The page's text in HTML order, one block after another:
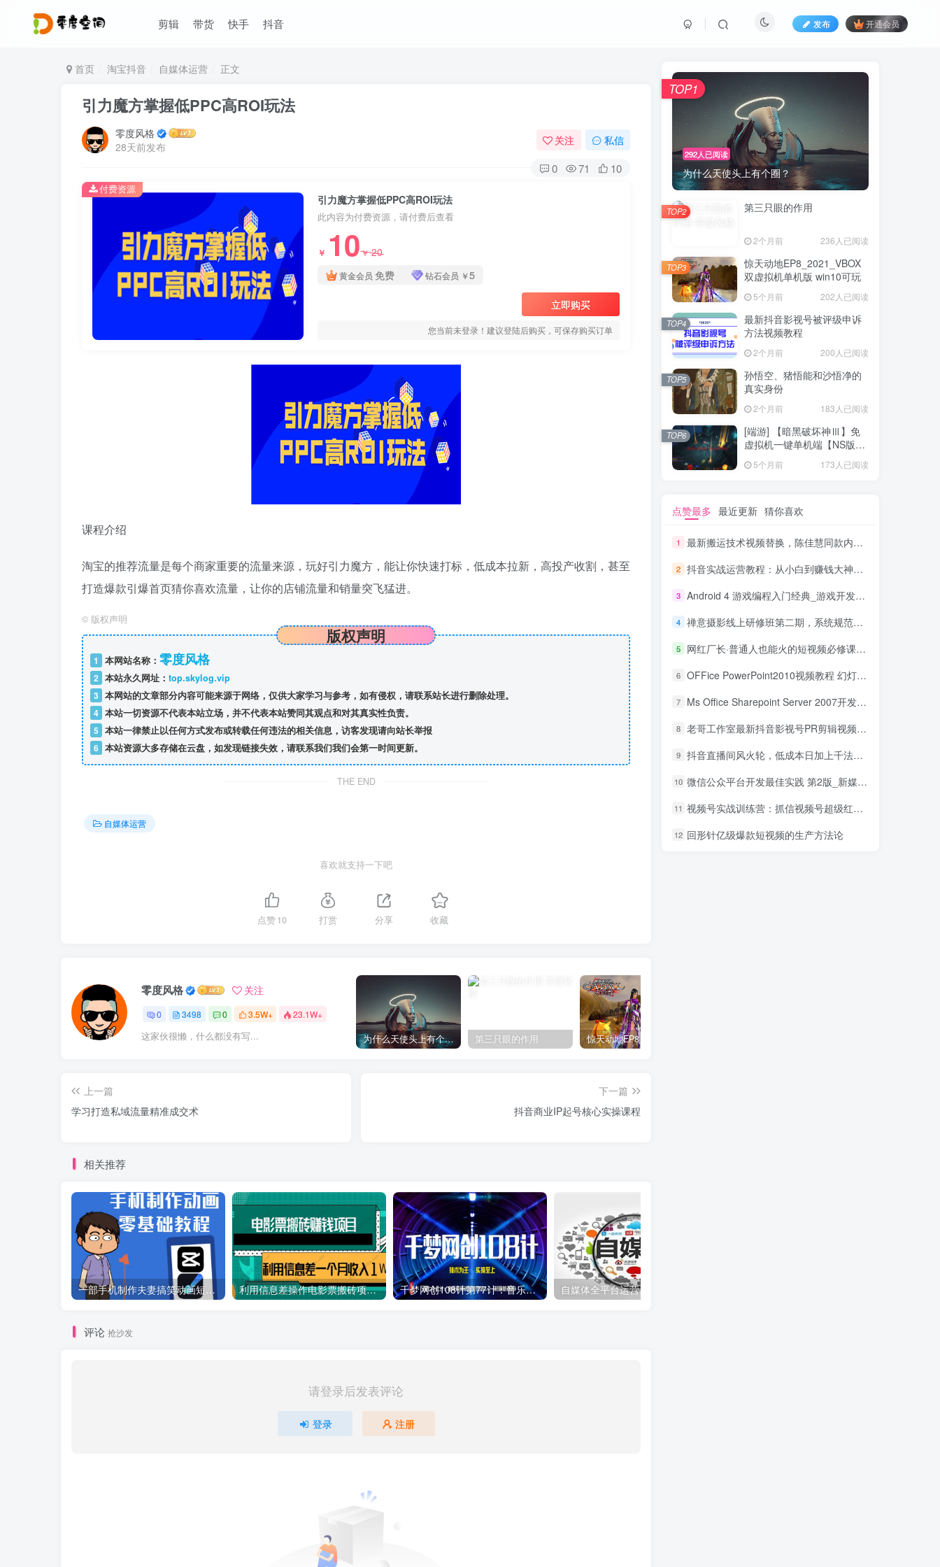
剪辑 带货 快手 抖音 发布 开通会员
首页 淘宝抖音 自媒体运营 正文
引力魔方掌握低PPC高ROI玩法
零度风格
28天前发布
关注 私信
0 71 10
引力魔方掌握低PPC高ROI玩法
此内容为付费资源，请付费后查看
￥ 10￥20
黄金会员 免费 钻石会员 ￥5
立即购买
您当前未登录！建议登陆后购买，可保存购买订单
付费资源
课程介绍
淘宝的推荐流量是每个商家重要的流量来源，玩好引力魔方，能让你快速打标，低成本拉新，高投产收割，甚至
打造爆款引爆首页猜你喜欢流量，让你的店铺流量和销量突飞猛进。
© 版权声明
版权声明
1 本网站名称： 零度风格
2 本站永久网址： top.skylog.vip
3 本网站的文章部分内容可能来源于网络，仅供大家学习与参考，如有侵权，请联系站长进行删除处理。
4 本站一切资源不代表本站立场，并不代表本站赞同其观点和对其真实性负责。
5 本站一律禁止以任何方式发布或转载任何违法的相关信息，访客发现请向站长举报
6 本站资源大多存储在云盘，如发现链接失效，请联系我们我们会第一时间更新。
THE END
自媒体运营
喜欢就支持一下吧
点赞10 打赏 分享 收藏
零度风格 关注
0 3498 0 3.5W+ 23.1W+
这家伙很懒，什么都没有写... 为什么天使头上有个圈？ 第三只眼的作用
上一篇
学习打造私域流量精准成交术
下一篇
抖音商业IP起号核心实操课程
相关推荐
一部手机制作夫妻搞笑动画短视频教程，零基础也能快速上手 利用信息差操作电影票搬砖项目 有流量即可轻松月赚1W+ 千梦网创108计第77计：音乐解析流量变现站2.0（附最新源码） 自媒体全平台运营基础
评论 抢沙发
请登录后发表评论
登录 注册
292人已阅读
为什么天使头上有个圈？
TOP1
第三只眼的作用
2个月前 236人已阅读
TOP2
惊天动地EP8_2021_VBOX
双虚拟机单机版 win10可玩
5个月前 202人已阅读
TOP3
最新抖音影视号被评级申诉
方法视频教程
2个月前 200人已阅读
TOP4
孙悟空、猪悟能和沙悟净的
真实身份
2个月前 183人已阅读
TOP5
[端游] 【暗黑破坏神Ⅲ】免
虚拟机一键单机端【NS版
5个月前 173人已阅读
TOP6
点赞最多 最近更新 猜你喜欢
1 最新搬运技术视频替换，陈佳慧同款内录，轻松过搬运检测轻松上热门！
2 抖音实战运营教程：从小白到赚钱大神，斗音矩阵800W+经验，毫无保留分享
3 Android 4 游戏编程入门经典_游戏开发教程
4 禅意摄影线上研修班第二期，系统规范的摄影名家课程，非碎片式网上趣味小技巧
5 网红厂长·普通人也能火的短视频必修课，手把手带你做热门视频
6 OFFice PowerPoint2010视频教程 幻灯片制作教程_电脑办公教程
7 Ms Office Sharepoint Server 2007开发系列视频_电脑办公教程
8 老哥工作室最新抖音影视号PR剪辑视频讲解（附搬运模板+素材）
9 抖音直播间风火轮，低成本日加上千法，暴力微信引流技术
10 微信公众平台开发最佳实践 第2版_新媒体运营教程
11 视频号实战训练营：抓信视频号超级红利和流量打造爆款，疯狂出单暴力变现
12 回形针亿级爆款短视频的生产方法论